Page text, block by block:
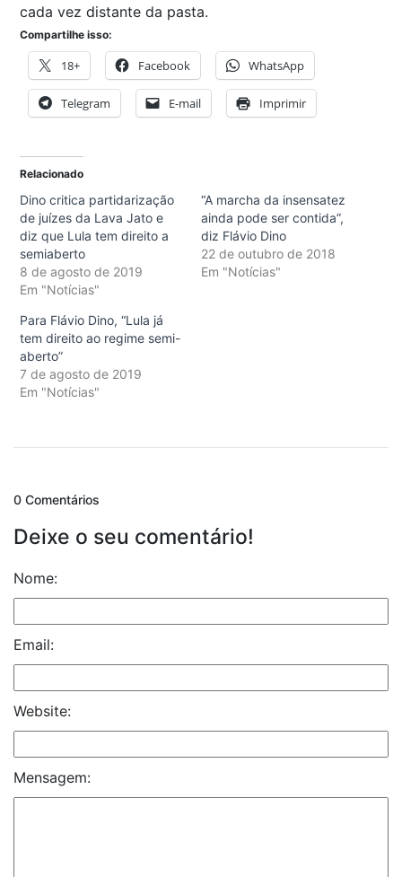
cada vez distante da pasta.
Compartilhe isso:
18+ Facebook WhatsApp
Telegram E-mail Imprimir
Relacionado
Dino critica partidarização
de juízes da Lava Jato e
diz que Lula tem direito a
semiaberto
8 de agosto de 2019
Em "Notícias"
“A marcha da insensatez
ainda pode ser contida”,
diz Flávio Dino
22 de outubro de 2018
Em "Notícias"
Para Flávio Dino, “Lula já
tem direito ao regime semi-
aberto”
7 de agosto de 2019
Em "Notícias"
0 Comentários
Deixe o seu comentário!
Nome:
Email:
Website:
Mensagem: